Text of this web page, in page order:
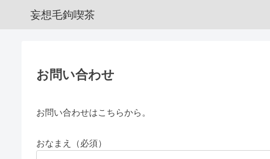
妄想毛鉤喫茶
お問い合わせ
お問い合わせはこちらから。
おなまえ（必須）